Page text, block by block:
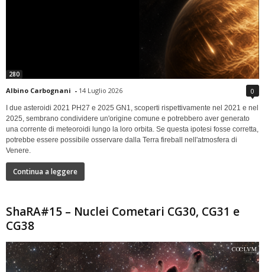
280
Albino Carbognani - 14 Luglio 2026 0
I due asteroidi 2021 PH27 e 2025 GN1, scoperti rispettivamente nel 2021 e nel
2025, sembrano condividere un'origine comune e potrebbero aver generato
una corrente di meteoroidi lungo la loro orbita. Se questa ipotesi fosse corretta,
potrebbe essere possibile osservare dalla Terra fireball nell'atmosfera di
Venere.
Continua a leggere
ShaRA#15 – Nuclei Cometari CG30, CG31 e
CG38